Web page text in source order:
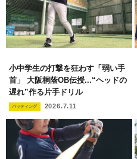
小中学生の打撃を狂わす「弱い手
首」 大阪桐蔭OB伝授...“ヘッドの
遅れ”作る片手ドリル
バッティング 2026.7.11